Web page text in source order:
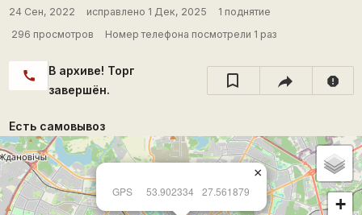
24 Сен, 2022 исправлено 1 Дек, 2025
1 поднятие
296 просмотров
Номер телефона посмотрели 1 раз
call
В архиве! Торг
завершён.
report
Есть самовывоз
GPS 53.902334 27.561879
×
+